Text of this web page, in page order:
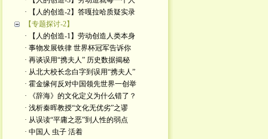
· 【人的创造-2】答嘎拉哈质疑实录
【专题探讨-2】
· 【人的创造-1】劳动创造人类本身
· 事物发展铁律 世界杯冠军告诉你
· 再谈误用“携夫人” 历史数据揭秘
· 从北大校长念白字到误用“携夫人”
· 霍金缘何反对中国领先世界一创举
· 《辞海》的文化定义为什么错了？
· 浅析秦晖教授“文化无优劣”之谬
· 从误读“平庸之恶”到人性的弱点
· 中国人 虫子 活着